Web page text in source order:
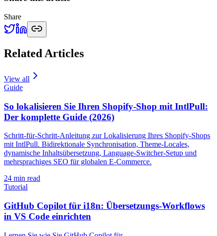
Share
Related Articles
View all
Guide
So lokalisieren Sie Ihren Shopify-Shop mit IntlPull:
Der komplette Guide (2026)
Schritt-für-Schritt-Anleitung zur Lokalisierung Ihres Shopify-Shops
mit IntlPull. Bidirektionale Synchronisation, Theme-Locales,
dynamische Inhaltsübersetzung, Language-Switcher-Setup und
mehrsprachiges SEO für globalen E-Commerce.
24 min read
Tutorial
GitHub Copilot für i18n: Übersetzungs-Workflows
in VS Code einrichten